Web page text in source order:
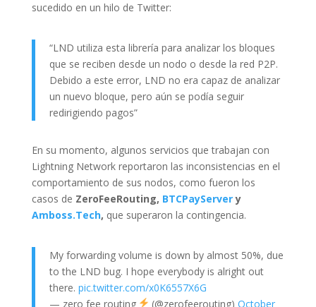
sucedido en un hilo de Twitter:
“LND utiliza esta librería para analizar los bloques
que se reciben desde un nodo o desde la red P2P.
Debido a este error, LND no era capaz de analizar
un nuevo bloque, pero aún se podía seguir
redirigiendo pagos”
En su momento, algunos servicios que trabajan con
Lightning Network reportaron las inconsistencias en el
comportamiento de sus nodos, como fueron los
casos de ZeroFeeRouting, BTCPayServery
Amboss.Tech, que superaron la contingencia.
My forwarding volume is down by almost 50%, due
to the LND bug. I hope everybody is alright out
there. pic.twitter.com/x0K6557X6G
— zero fee routing
(@zerofeerouting) October